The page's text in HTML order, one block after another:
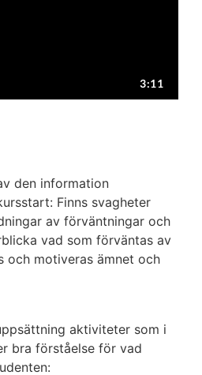
den information
Finns svagheter
av förväntningar och
vad som förväntas av
och motiveras ämnet och
aktiviteter som i
bra förståelse för vad